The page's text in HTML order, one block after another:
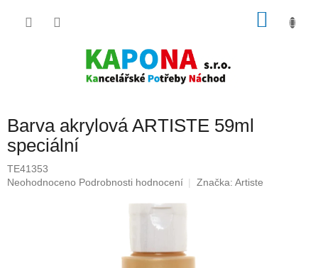
Barva akrylová ARTISTE 59ml
speciální
TE41353
Průměrné
Neohodnoceno Podrobnosti hodnocení Značka: Artiste